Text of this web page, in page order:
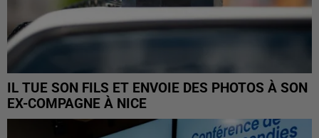
IL TUE SON FILS ET ENVOIE DES PHOTOS À SON
EX-COMPAGNE À NICE